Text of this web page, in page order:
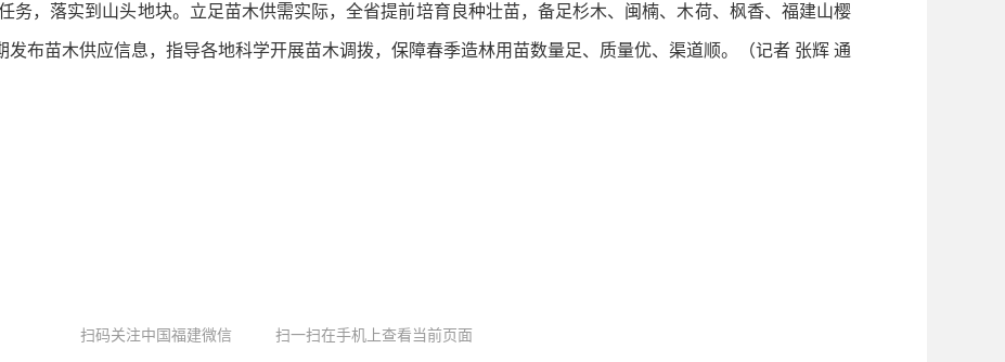
务，落实到山头地块。立足苗木供需实际，全省提前培育良种壮苗，备足杉木、闽楠、木荷、枫香、福建山樱
布苗木供应信息，指导各地科学开展苗木调拨，保障春季造林用苗数量足、质量优、渠道顺。 （记者 张辉 通
扫码关注中国福建微信 扫一扫在手机上查看当前页面